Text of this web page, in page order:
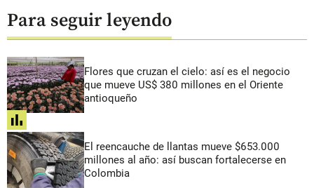
Para seguir leyendo
Flores que cruzan el cielo: así es el negocio
que mueve US$ 380 millones en el Oriente
antioqueño
share
El reencauche de llantas mueve $653.000
millones al año: así buscan fortalecerse en
Colombia